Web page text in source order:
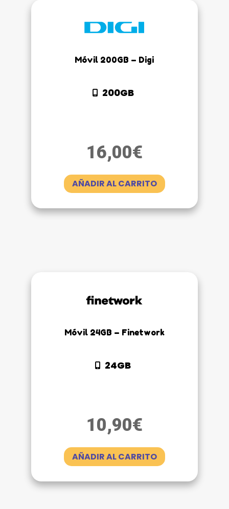
Móvil 200GB – Digi
200GB
16,00€
AÑADIR AL CARRITO
Móvil 24GB – Finetwork
24GB
10,90€
AÑADIR AL CARRITO